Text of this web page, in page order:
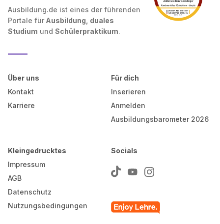
Ausbildung.de ist eines der führenden
Portale für Ausbildung, duales
Studium und Schülerpraktikum.
Über uns
Kontakt
Karriere
Für dich
Inserieren
Anmelden
Ausbildungsbarometer 2026
Kleingedrucktes
Impressum
AGB
Datenschutz
Nutzungsbedingungen
Socials